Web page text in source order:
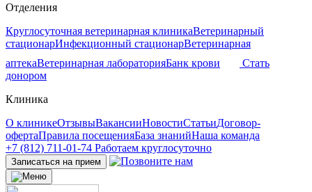
Отделения
Круглосуточная ветеринарная клиникаВетеринарный
стационарИнфекционный стационарВетеринарная
аптекаВетеринарная лабораторияБанк крови
Стать
донором
Клиника
О клиникеОтзывыВакансииНовостиСтатьиДоговор-
офертаПравила посещенияБаза знанийНаша команда
+7 (812) 711-01-74 Работаем круглосуточно
Записаться на прием